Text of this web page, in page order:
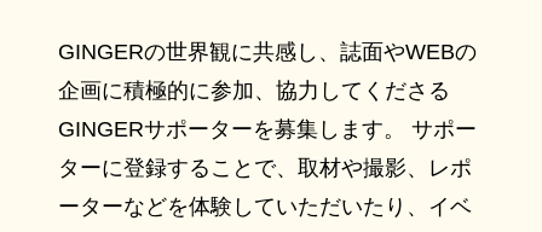
GINGERの世界観に共感し、誌面やWEBの
企画に積極的に参加、協力してくださる
GINGERサポーターを募集します。 サポー
ターに登録することで、取材や撮影、レポ
ーターなどを体験していただいたり、イベ